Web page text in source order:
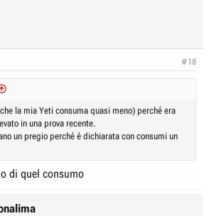
#18
la mia Yeti consuma quasi meno) perché era
in una prova recente.
un pregio perché è dichiarata con consumi un
di quel consumo